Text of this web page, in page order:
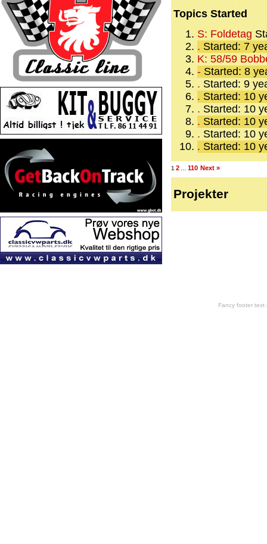
Topics Started
S: Foldetag
. Started: 7
K: 58/59
- Started: 8
. Started: 9
. Started: 10
. Started: 10
. Started: 10
. Started: 10
. Started: 10
1 2 110 Next »
Projekter
Fancy footer